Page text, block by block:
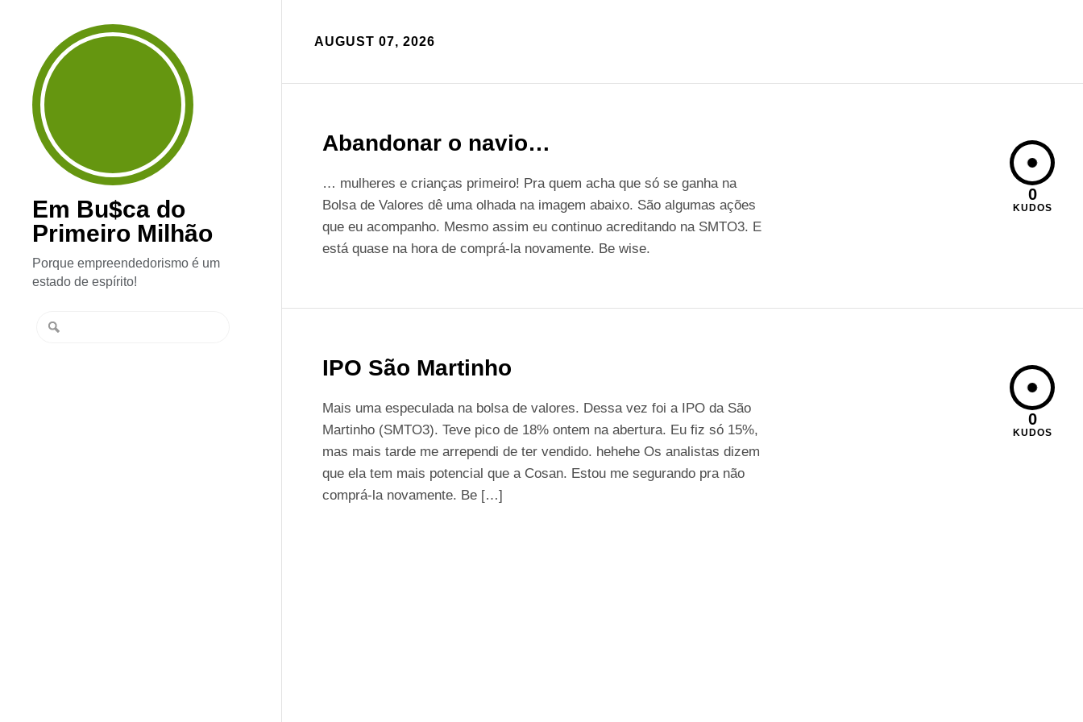
Em Bu$ca do
Primeiro Milhão
Porque empreendedorismo é um
estado de espírito!
AUGUST 07, 2026
Abandonar o navio…
… mulheres e crianças primeiro! Pra quem acha que só se ganha na
Bolsa de Valores dê uma olhada na imagem abaixo. São algumas ações
que eu acompanho. Mesmo assim eu continuo acreditando na SMTO3. E
está quase na hora de comprá-la novamente. Be wise.
0
KUDOS
IPO São Martinho
Mais uma especulada na bolsa de valores. Dessa vez foi a IPO da São
Martinho (SMTO3). Teve pico de 18% ontem na abertura. Eu fiz só 15%,
mas mais tarde me arrependi de ter vendido. hehehe Os analistas dizem
que ela tem mais potencial que a Cosan. Estou me segurando pra não
comprá-la novamente. Be […]
0
KUDOS